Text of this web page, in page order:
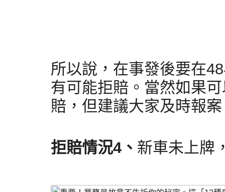
所以說，在事發後要在
有可能拒賠。當然如果
賠，但建議大家及時報
拒賠情況4、 新車未上牌